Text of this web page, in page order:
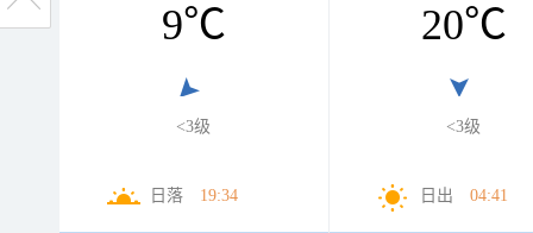
9℃
<3级
日落 19:34
20℃
<3级
日出 04:41